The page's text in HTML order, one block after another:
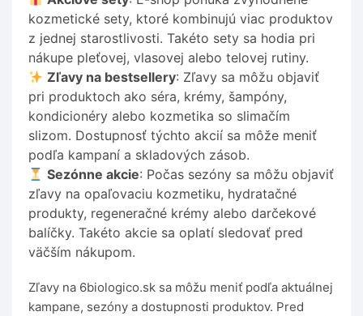
kozmetické sety, ktoré kombinujú viac produktov
z jednej starostlivosti. Takéto sety sa hodia pri
nákupe pleťovej, vlasovej alebo telovej rutiny.
Zľavy na bestsellery: Zľavy sa môžu objaviť
pri produktoch ako séra, krémy, šampóny,
kondicionéry alebo kozmetika so slimačím
slizom. Dostupnosť týchto akcií sa môže meniť
podľa kampaní a skladových zásob.
Sezónne akcie: Počas sezóny sa môžu objaviť
zľavy na opaľovaciu kozmetiku, hydratačné
produkty, regeneračné krémy alebo darčekové
balíčky. Takéto akcie sa oplatí sledovať pred
väčším nákupom.
Zľavy na 6biologico.sk sa môžu meniť podľa aktuálnej
kampane, sezóny a dostupnosti produktov. Pred